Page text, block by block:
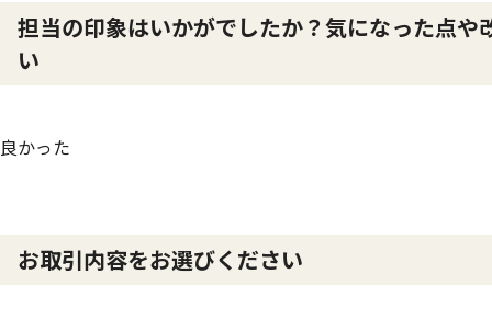
担当の印象はいかがでしたか？気になった点
い
良かった
お取引内容をお選びください